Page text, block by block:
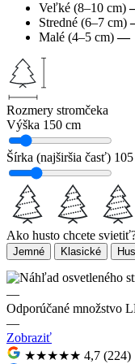
Veľké (8–10 cm)
Stredné (6–7 cm)
Malé (4–5 cm) —
Rozmery stromčeka
Výška 150 cm
Šírka (najširšia časť)
Ako husto chcete
Jemné Klasické
—
Odporúčané množstvo
—
Zobraziť
★★★★★ 4,7 (224)